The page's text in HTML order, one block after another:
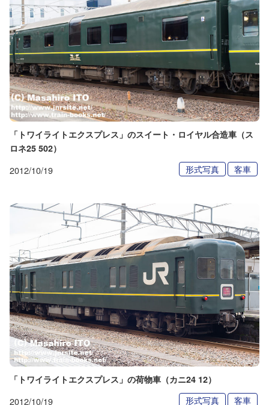
「トワイライトエクスプレス」のスイート・ロイヤル合造車（ス
ロネ25 502）
2012/10/19 形式写真 客車
「トワイライトエクスプレス」の荷物車（カニ24 12）
2012/10/19 形式写真 客車